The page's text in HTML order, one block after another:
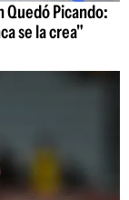
Quedó Picando:
se la crea"